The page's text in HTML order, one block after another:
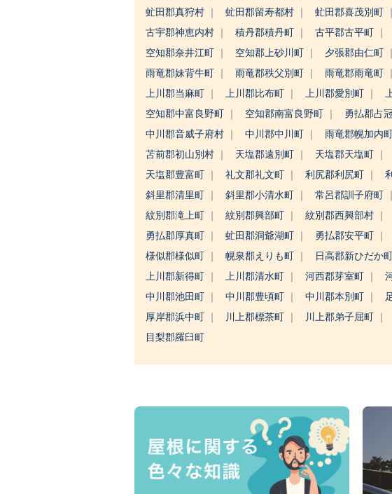
虻田郡真狩村
虻田郡留寿都村 虻田郡喜茂別町
古宇郡神恵内村
積丹郡積丹町 古平郡古平町
空知郡奈井江町
空知郡上砂川町 夕張郡由仁町
雨竜郡妹背牛町
雨竜郡秩父別町 雨竜郡雨竜町
上川郡当麻町
上川郡比布町 上川郡愛別町
空知郡中富良野町
空知郡南富良野町 勇払郡占
中川郡音威子府村
中川郡中川町 雨竜郡幌加内町
苫前郡初山別村
天塩郡遠別町 天塩郡天塩町
天塩郡豊富町
礼文郡礼文町 利尻郡利尻町
斜里郡清里町
斜里郡小清水町 常呂郡訓子府町
紋別郡滝上町
紋別郡興部町 紋別郡西興部村
勇払郡厚真町
虻田郡洞爺湖町 勇払郡安平町
様似郡様似町
幌泉郡えりも町 日高郡新ひだか町
上川郡新得町
上川郡清水町 河西郡芽室町
中川郡池田町
中川郡豊頃町 中川郡本別町
厚岸郡浜中町
川上郡標茶町 川上郡弟子屈町
目梨郡羅臼町